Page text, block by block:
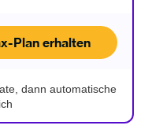
Plan erhalten
dann automatische